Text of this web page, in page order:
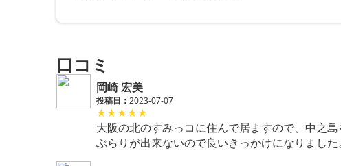
口コミ
岡崎 宏美
投稿日： 2023-07-07
★★★★★
大阪の北のすみっコに住んで居ますので、中之
ぶらりが出来ないので良いきっかけになりました。